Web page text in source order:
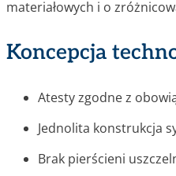
materiałowych i o
Koncepcja
Atesty zgodne z
Jednolita konstrukcja
Brak pierścieni